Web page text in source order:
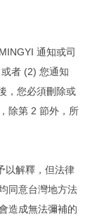
通知或司
者 (2) 您通知
，您必須刪除或
除第 2 節外，所
以解釋，但法律
同意台灣地方法
造成無法彌補的